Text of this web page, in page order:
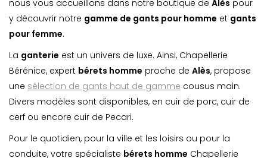
nous vous accueillons dans notre boutique de Alès pour
y découvrir notre gamme de gants pour homme et gants
pour femme.
La ganterie est un univers de luxe. Ainsi, Chapellerie
Bérénice, expert bérets homme proche de Alès, propose
une sélection de gants haut de gamme cousus main.
Divers modèles sont disponibles, en cuir de porc, cuir de
cerf ou encore cuir de Pecari.
Pour le quotidien, pour la ville et les loisirs ou pour la
conduite, votre spécialiste bérets homme Chapellerie